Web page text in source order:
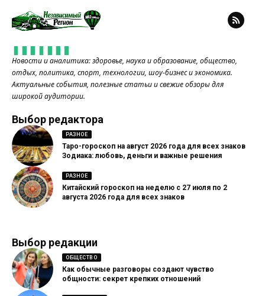
Новости и аналитика: здоровье, наука и образование, общество,
отдых, политика, спорт, технологии, шоу-бизнес и экономика.
Актуальные события, полезные статьи и свежие обзоры для
широкой аудитории.
Выбор редактора
РАЗНОЕ
Таро-гороскоп на август 2026 года для всех знаков
Зодиака: любовь, деньги и важные решения
РАЗНОЕ
Китайский гороскоп на неделю с 27 июля по 2
августа 2026 года для всех знаков
Выбор редакции
ОБЩЕСТВО
Как обычные разговоры создают чувство
общности: секрет крепких отношений